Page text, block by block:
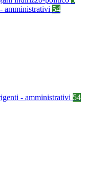
amministrativi 54
- amministrativi 54